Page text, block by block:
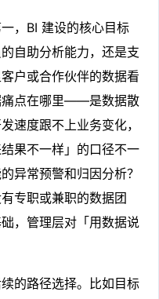
，BI 建设的核心目标
自助分析能力，还是支
户或合作伙伴的数据看
痛点在哪里——是数据散
速度跟不上业务变化，
果不一样」的口径不一
异常预警和归因分析？
专职或兼职的数据团
，管理层对「用数据说
的路径选择。比如目标